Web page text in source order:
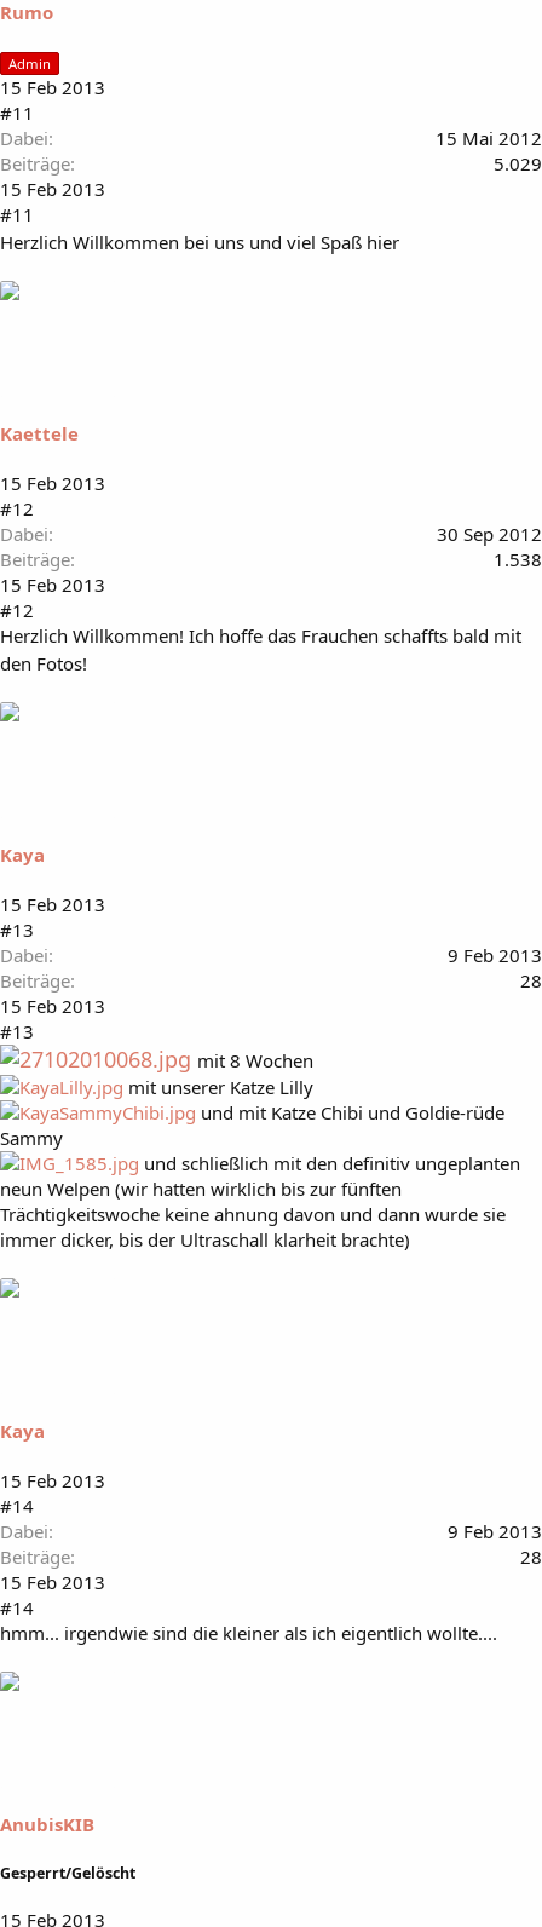
Rumo
Admin
15 Feb 2013
#11
Dabei
15 Mai 2012
Beiträge
5.029
15 Feb 2013
#11
Herzlich Willkommen bei uns und viel Spaß hier
Kaettele
15 Feb 2013
#12
Dabei
30 Sep 2012
Beiträge
1.538
15 Feb 2013
#12
Herzlich Willkommen! Ich hoffe das Frauchen schaffts bald mit
den Fotos!
Kaya
15 Feb 2013
#13
Dabei
9 Feb 2013
Beiträge
28
15 Feb 2013
#13
mit 8 Wochen
mit unserer Katze Lilly
und mit Katze Chibi und Goldie-rüde
Sammy
und schließlich mit den definitiv ungeplanten
neun Welpen (wir hatten wirklich bis zur fünften
Trächtigkeitswoche keine ahnung davon und dann wurde sie
immer dicker, bis der Ultraschall klarheit brachte)
Kaya
15 Feb 2013
#14
Dabei
9 Feb 2013
Beiträge
28
15 Feb 2013
#14
hmm... irgendwie sind die kleiner als ich eigentlich wollte....
AnubisKIB
Gesperrt/Gelöscht
15 Feb 2013